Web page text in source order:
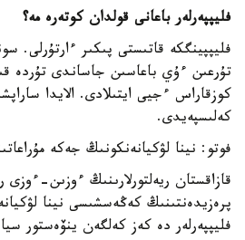
فليپپەرلەر باعانى قولدان كوتەرە مە؟
فليپپينگكە قاتىستى پىكىر ءارتۇرلى.
تۇرعىن ءۇي باعاسىن جاساندى تۇردە
كوزقاراس ءجيى ايتىلادى. الايدا
كەلىسپەيدى.
فوتو: نينا لۋكيانەنكونىڭ جەكە
قازاقستان ريەلتورلارىنىڭ ءوزىن-ءوزى
پرەزيدەنتىنىڭ كەڭەسشىسى نينا
فليپپەرلەر دە كەز كەلگەن ينۆەستور